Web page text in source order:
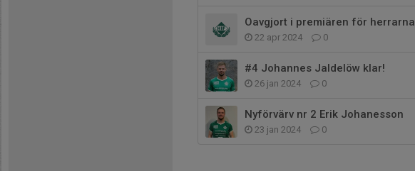
Oavgjort i premiären för herrarna
22 apr 2024 0
#4 Johannes Jaldelöw klar!
26 jan 2024 0
Nyförvärv nr 2 Erik Johanesson
23 jan 2024 0